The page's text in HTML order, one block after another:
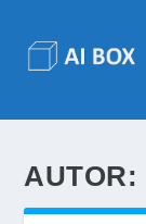
AUTOR: